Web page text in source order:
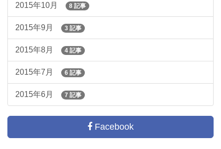
2015年10月 8 記事
2015年9月 3 記事
2015年8月 4 記事
2015年7月 6 記事
2015年6月 7 記事
Facebook